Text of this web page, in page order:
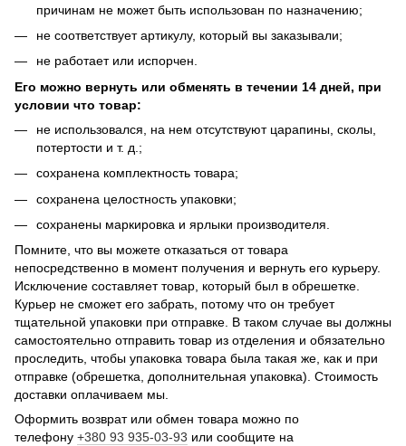
причинам не может быть использован по назначению;
не соответствует артикулу, который вы заказывали;
не работает или испорчен.
Его можно вернуть или обменять в течении 14 дней, при
условии что товар:
не использовался, на нем отсутствуют царапины, сколы,
потертости и т. д.;
сохранена комплектность товара;
сохранена целостность упаковки;
сохранены маркировка и ярлыки производителя.
Помните, что вы можете отказаться от товара
непосредственно в момент получения и вернуть его курьеру.
Исключение составляет товар, который был в обрешетке.
Курьер не сможет его забрать, потому что он требует
тщательной упаковки при отправке. В таком случае вы должны
самостоятельно отправить товар из отделения и обязательно
проследить, чтобы упаковка товара была такая же, как и при
отправке (обрешетка, дополнительная упаковка). Стоимость
доставки оплачиваем мы.
Оформить возврат или обмен товара можно по
телефону +380 93 935-03-93 или сообщите на